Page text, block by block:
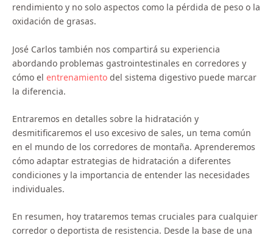
rendimiento y no solo aspectos como la pérdida de peso o la
oxidación de grasas.
José Carlos también nos compartirá su experiencia
abordando problemas gastrointestinales en corredores y
cómo el entrenamiento del sistema digestivo puede marcar
la diferencia.
Entraremos en detalles sobre la hidratación y
desmitificaremos el uso excesivo de sales, un tema común
en el mundo de los corredores de montaña. Aprenderemos
cómo adaptar estrategias de hidratación a diferentes
condiciones y la importancia de entender las necesidades
individuales.
En resumen, hoy trataremos temas cruciales para cualquier
corredor o deportista de resistencia. Desde la base de una